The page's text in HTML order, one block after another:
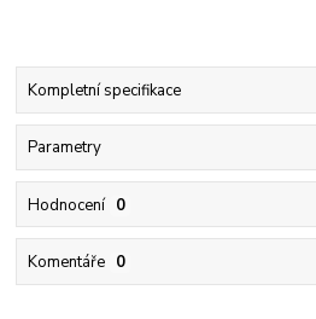
Kompletní specifikace
Parametry
Hodnocení 0
Komentáře 0